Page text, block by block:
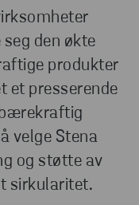
den økte
produkter
et presserende
velge Stena
og støtte av
sirkularitet.